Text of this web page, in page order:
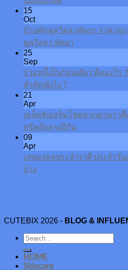
15
Oct
บ้านพักพูลวิลล่าพัทยา ราคาถู
พูลวิลล่า พัทยา
25
Sep
รวมหนี้เป็นก้อนเดียว คืออะไร
สำคัญยังไง ?
21
Apr
เคล็ดลับเสริมโชคลาภตามราศี
ทรัพย์กลางปีกัน
09
Apr
เลขมงคลประจำราศี ประจำวั
บ้าง
CUTEBIX 2026 - BLOG &
HOME
Skincare